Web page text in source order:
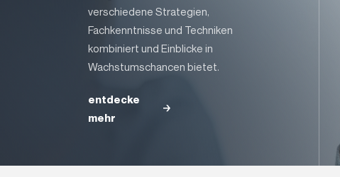
verschiedene Strategien,
Fachkenntnisse und Techniken
kombiniert und Einblicke in
Wachstumschancen bietet.
entdecke
mehr